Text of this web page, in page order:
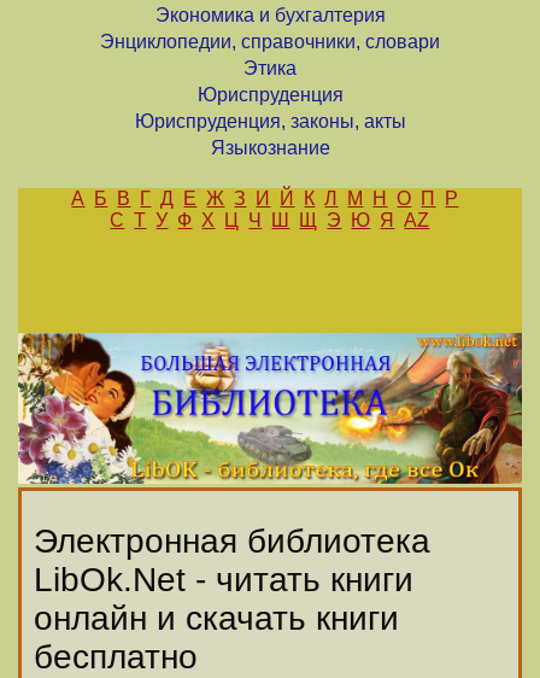
Экономика и бухгалтерия
Энциклопедии, справочники, словари
Этика
Юриспруденция
Юриспруденция, законы, акты
Языкознание
А Б В Г Д Е Ж З И Й К Л М Н О П
Р
С Т У Ф Х Ц Ч Ш Щ Э Ю Я AZ
Электронная библиотека
LibOk.Net - читать книги
онлайн и скачать книги
бесплатно